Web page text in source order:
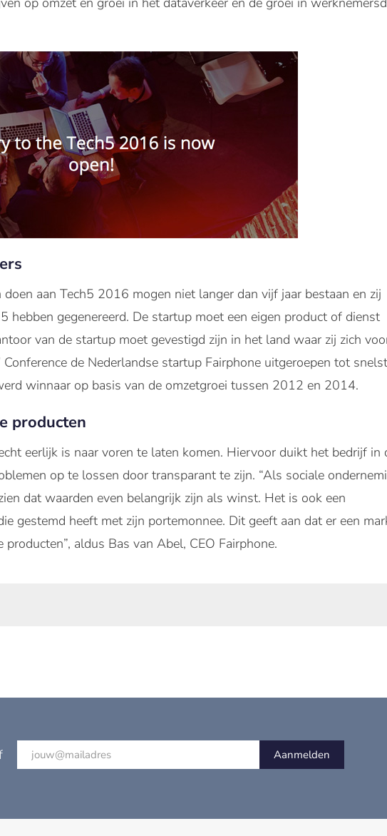
aan Tech5 2016 mogen niet langer dan vijf jaar bestaan en zij
gegenereerd. De startup moet een eigen product of dienst
van de startup moet gevestigd zijn in het land waar zij zich
de Nederlandse startup Fairphone uitgeroepen tot snelst
winnaar op basis van de omzetgroei tussen 2012 en 2014.
producten
eerlijk is naar voren te laten komen. Hiervoor duikt het bedrijf in
op te lossen door transparant te zijn. “Als sociale
dat waarden even belangrijk zijn als winst. Het is ook een
gestemd heeft met zijn portemonnee. Dit geeft aan dat er een
aldus Bas van Abel, CEO Fairphone.
Aanmelden